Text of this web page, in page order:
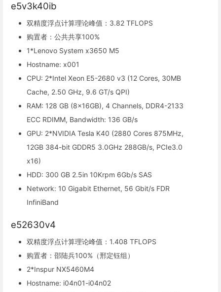
e5v3k40ib
双精度浮点计算理论峰值：3.82 TFLOPS
购置者：公共共享100%
1*Lenovo System x3650 M5
Hostname: x001
CPU: 2*Intel Xeon E5-2680 v3 (12 Cores, 30MB
Cache, 2.50 GHz, 9.6 GT/s QPI)
RAM: 128 GB (8x16GB), 4 Channels, DDR4-2133
ECC RDIMM, Bandwidth: 136 GB/s
GPU: 2*NVIDIA Tesla K40 (2880 Cores 875MHz,
12GB 384-bit GDDR5 3.0GHz 288GB/s, PCIe3.0
x16)
HDD: 300 GB 2.5in 10Krpm 6Gb/s SAS
Network: 10 Gigabit Ethernet, 56 Gbit/s FDR
InfiniBand
e52630v4
双精度浮点计算理论峰值：1.408 TFLOPS
购置者：邵陆兵100%（邢定钰组）
2*Inspur NX5460M4
Hostname: i04n01-i04n02